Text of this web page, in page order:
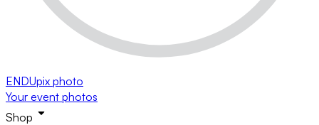
ENDUpix photo
Your event photos
Shop